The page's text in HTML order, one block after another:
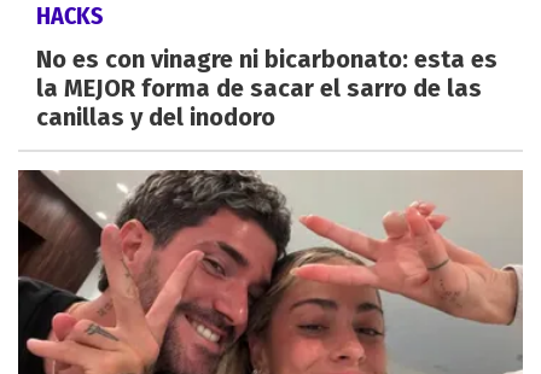
HACKS
No es con vinagre ni bicarbonato: esta es
la MEJOR forma de sacar el sarro de las
canillas y del inodoro